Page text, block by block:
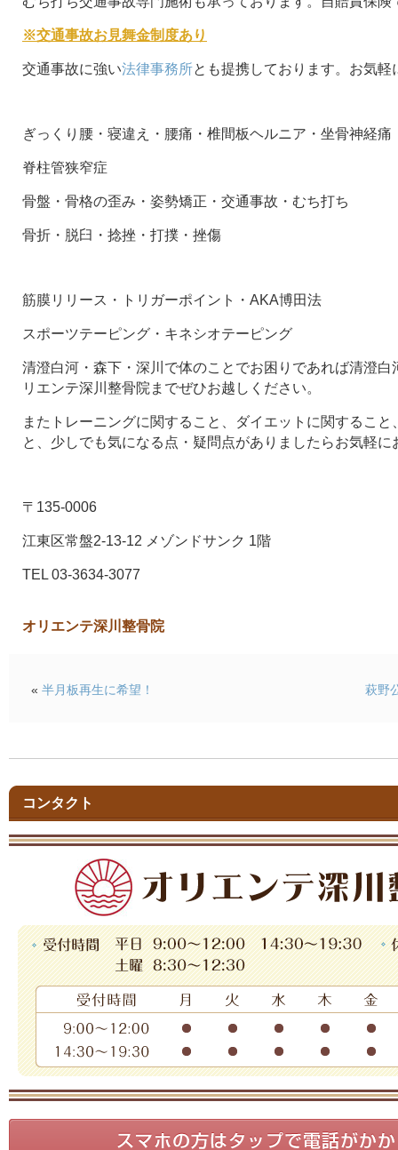
※交通事故お見舞金制度あり
交通事故に強い法律事務所とも提携しております。お気軽
ぎっくり腰・寝違え・腰痛・椎間板ヘルニア・坐骨神経痛
脊柱管狭窄症
骨盤・骨格の歪み・姿勢矯正・交通事故・むち打ち
骨折・脱臼・捻挫・打撲・挫傷
筋膜リリース・トリガーポイント・AKA博田法
スポーツテーピング・キネシオテーピング
清澄白河・森下・深川で体のことでお困りであれば清澄
リエンテ深川整骨院までぜひお越しください。
またトレーニングに関すること、ダイエットに関するこ
と、少しでも気になる点・疑問点がありましたらお気軽に
〒135-0006
江東区常盤2-13-12 メゾンドサンク 1階
TEL 03-3634-3077
オリエンテ深川整骨院
萩野
« 半月板再生に希望！
コンタクト